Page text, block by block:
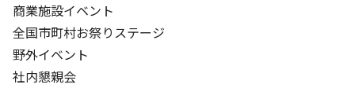
商業施設イベント
全国市町村お祭りステージ
野外イベント
社内懇親会